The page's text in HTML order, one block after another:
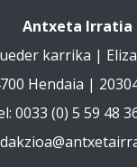
Antxeta Irratia
karrika |
Hendaia |
0033 (0) 5 59 48